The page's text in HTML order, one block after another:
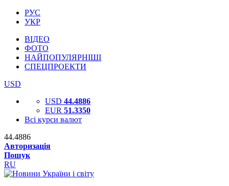
РУС
УКР
ВІДЕО
ФОТО
НАЙПОПУЛЯРНІШІ
СПЕЦПРОЕКТИ
USD
USD 44.4886
EUR 51.3350
Всі курси валют
44.4886
Авторизація
Пошук
RU